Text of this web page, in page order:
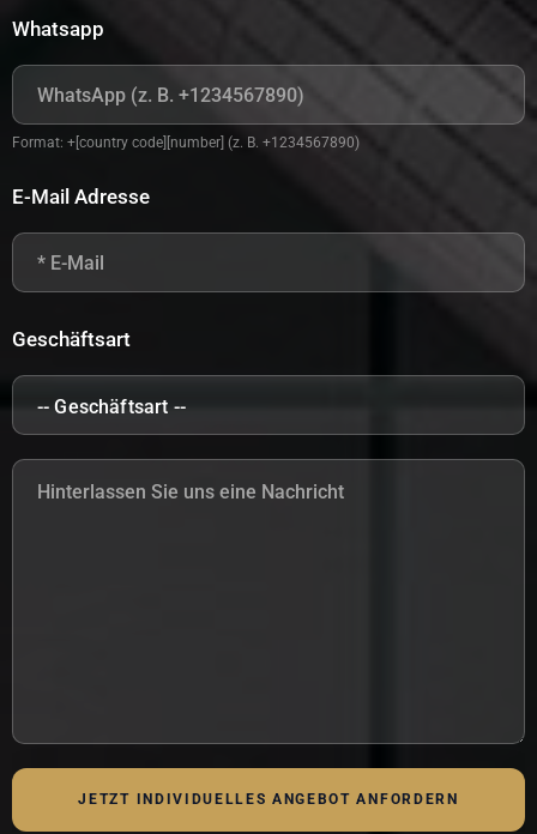
Whatsapp
Format: +[country code][number] (z. B. +1234567890)
E-Mail Adresse
Geschäftsart
JETZT INDIVIDUELLES ANGEBOT ANFORDERN